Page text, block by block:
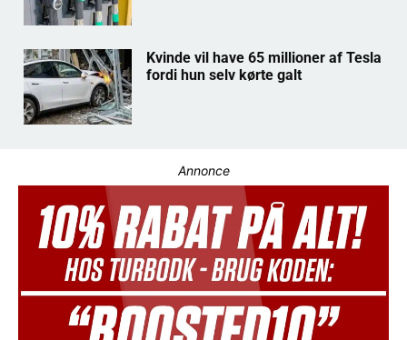
Kvinde vil have 65 millioner af Tesla
fordi hun selv kørte galt
Annonce